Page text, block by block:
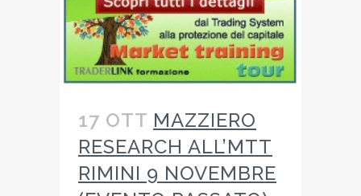
17 OTT MAZZIERO
RESEARCH ALL’MTT
RIMINI 9 NOVEMBRE